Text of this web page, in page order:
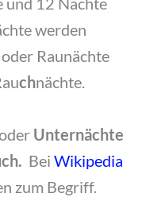
werden
Raunächte
chnächte.
Unternächte
Bei Wikipedia
zum Begriff.